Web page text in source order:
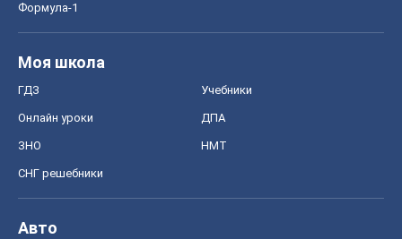
Формула-1
Моя школа
ГДЗ Учебники
Онлайн уроки ДПА
ЗНО НМТ
СНГ решебники
Авто